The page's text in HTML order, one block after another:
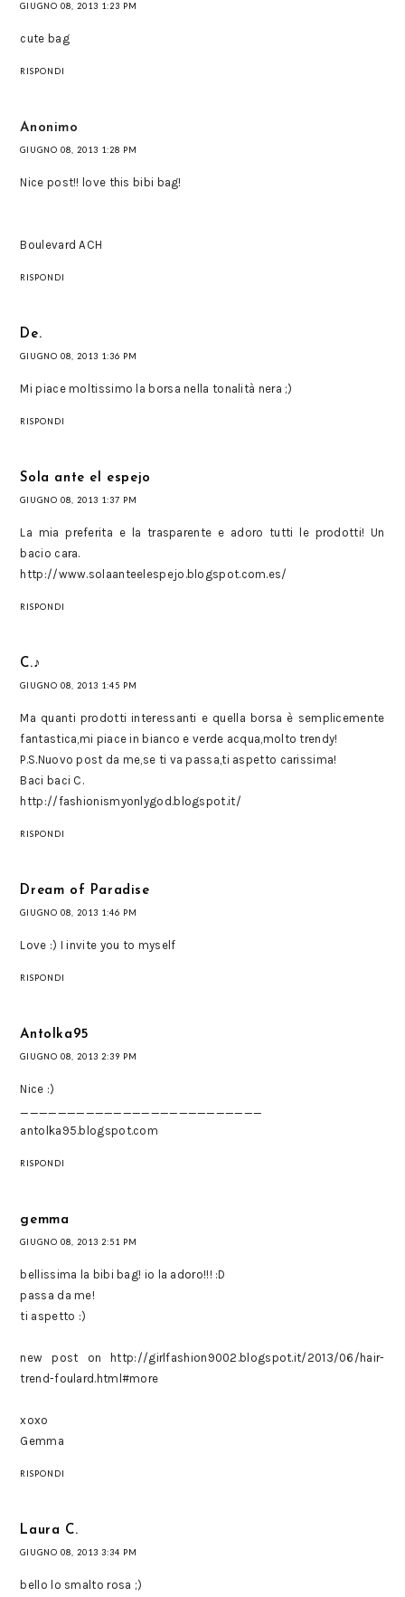
GIUGNO 08, 2013 1:23 PM
cute bag
RISPONDI
Anonimo
GIUGNO 08, 2013 1:28 PM
Nice post!! love this bibi bag!
Boulevard ACH
RISPONDI
De.
GIUGNO 08, 2013 1:36 PM
Mi piace moltissimo la borsa nella tonalità nera ;)
RISPONDI
Sola ante el espejo
GIUGNO 08, 2013 1:37 PM
La mia preferita e la trasparente e adoro tutti le prodotti! Un
bacio cara.
http://www.solaanteelespejo.blogspot.com.es/
RISPONDI
C.♪
GIUGNO 08, 2013 1:45 PM
Ma quanti prodotti interessanti e quella borsa è semplicemente
fantastica,mi piace in bianco e verde acqua,molto trendy!
P.S.Nuovo post da me,se ti va passa,ti aspetto carissima!
Baci baci C.
http://fashionismyonlygod.blogspot.it/
RISPONDI
Dream of Paradise
GIUGNO 08, 2013 1:46 PM
Love :) I invite you to myself
RISPONDI
Antolka95
GIUGNO 08, 2013 2:39 PM
Nice :)
__________________________
antolka95.blogspot.com
RISPONDI
gemma
GIUGNO 08, 2013 2:51 PM
bellissima la bibi bag! io la adoro!!! :D
passa da me!
ti aspetto :)
new post on http://girlfashion9002.blogspot.it/2013/06/hair-
trend-foulard.html#more
xoxo
Gemma
RISPONDI
Laura C.
GIUGNO 08, 2013 3:34 PM
bello lo smalto rosa ;)